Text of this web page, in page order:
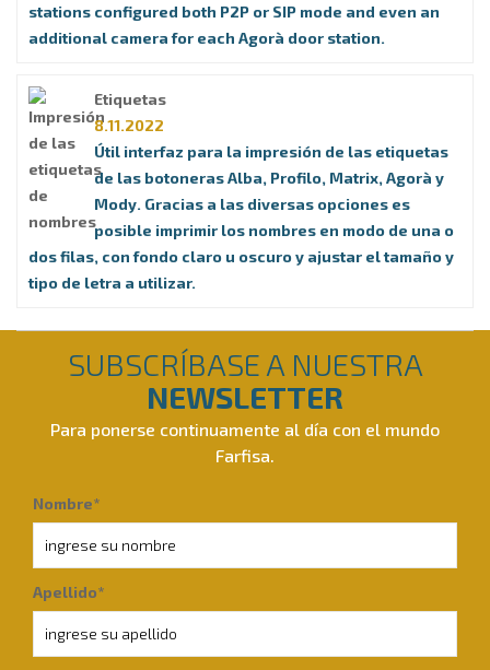
stations configured both P2P or SIP mode and even an
additional camera for each Agorà door station.
Etiquetas
8.11.2022
Útil interfaz para la impresión de las etiquetas
de las botoneras Alba, Profilo, Matrix, Agorà y
Mody. Gracias a las diversas opciones es
posible imprimir los nombres en modo de una o
dos filas, con fondo claro u oscuro y ajustar el tamaño y
tipo de letra a utilizar.
SUBSCRÍBASE A NUESTRA
NEWSLETTER
Para ponerse continuamente al día con el mundo
Farfisa.
Nombre*
Apellido*